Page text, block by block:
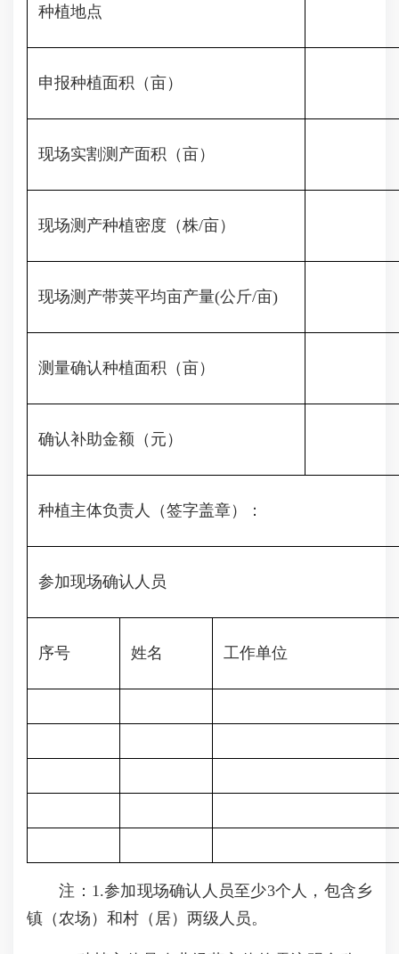
种植地点
申报种植面积（亩）
现场实割测产面积（亩）
现场测产种植密度（株/亩）
现场测产带荚平均亩产量(公斤/亩)
测量确认种植面积（亩）
确认补助金额（元）
种植主体负责人（签字盖章）：
参加现场确认人员
序号 姓名 工作单位
注：1.参加现场确认人员至少3个人，包含乡
镇（农场）和村（居）两级人员。